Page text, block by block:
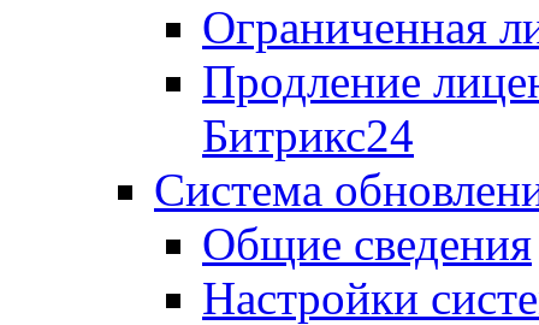
Ограниченная
Продление
Битрикс24
Система
Общие сведения
Настройки